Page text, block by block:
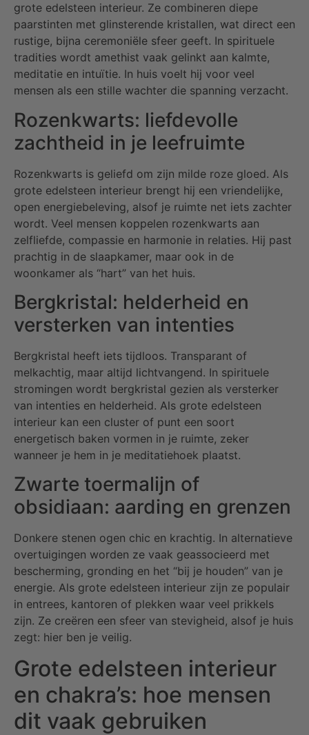
grote edelsteen interieur. Ze combineren diepe
paarstinten met glinsterende kristallen, wat direct een
rustige, bijna ceremoniële sfeer geeft. In spirituele
tradities wordt amethist vaak gelinkt aan kalmte,
meditatie en intuïtie. In huis voelt hij voor veel
mensen als een stille wachter die spanning verzacht.
Rozenkwarts: liefdevolle
zachtheid in je leefruimte
Rozenkwarts is geliefd om zijn milde roze gloed. Als
grote edelsteen interieur brengt hij een vriendelijke,
open energiebeleving, alsof je ruimte net iets zachter
wordt. Veel mensen koppelen rozenkwarts aan
zelfliefde, compassie en harmonie in relaties. Hij past
prachtig in de slaapkamer, maar ook in de
woonkamer als “hart” van het huis.
Bergkristal: helderheid en
versterken van intenties
Bergkristal heeft iets tijdloos. Transparant of
melkachtig, maar altijd lichtvangend. In spirituele
stromingen wordt bergkristal gezien als versterker
van intenties en helderheid. Als grote edelsteen
interieur kan een cluster of punt een soort
energetisch baken vormen in je ruimte, zeker
wanneer je hem in je meditatiehoek plaatst.
Zwarte toermalijn of
obsidiaan: aarding en grenzen
Donkere stenen ogen chic en krachtig. In alternatieve
overtuigingen worden ze vaak geassocieerd met
bescherming, gronding en het “bij je houden” van je
energie. Als grote edelsteen interieur zijn ze populair
in entrees, kantoren of plekken waar veel prikkels
zijn. Ze creëren een sfeer van stevigheid, alsof je huis
zegt: hier ben je veilig.
Grote edelsteen interieur
en chakra’s: hoe mensen
dit vaak gebruiken